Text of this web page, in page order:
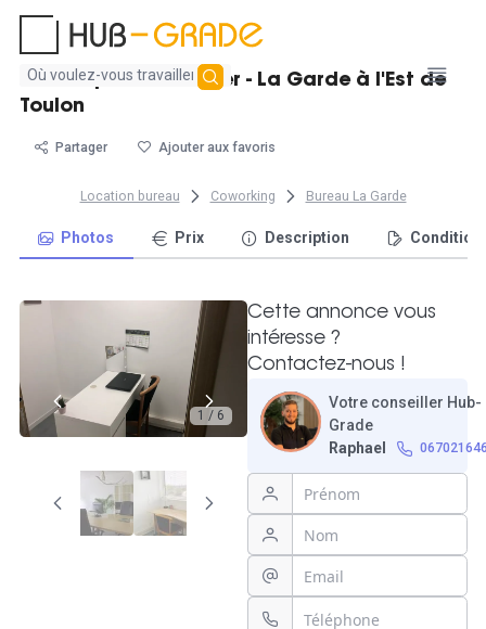
Aucun
résultat
Bureau privatif à louer - La Garde à l'Est de
Toulon
Partager Ajouter aux favoris
Location bureau Coworking Bureau La Garde
Photos Prix Description
1 / 6
Cette annonce vous
intéresse ?
Contactez-nous !
Votre conseiller Hub-
Grade
Raphael